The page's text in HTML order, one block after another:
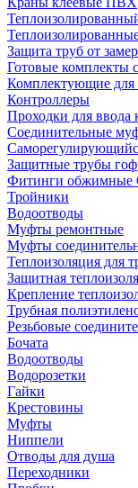
Защита труб от
Готовые комплекты
Комплектующие для
Контроллеры
Проходки для ввода
Соединительные
Защитные трубы
Фитинги обжимные
Тройники
Водоотводы
Муфты ремонтные
Муфты
Теплоизоляция для
Защитная
Крепление
Трубная
Резьбовые
Бочата
Водоотводы
Водорозетки
Гайки
Крестовины
Муфты
Ниппели
Отводы для душа
Переходники